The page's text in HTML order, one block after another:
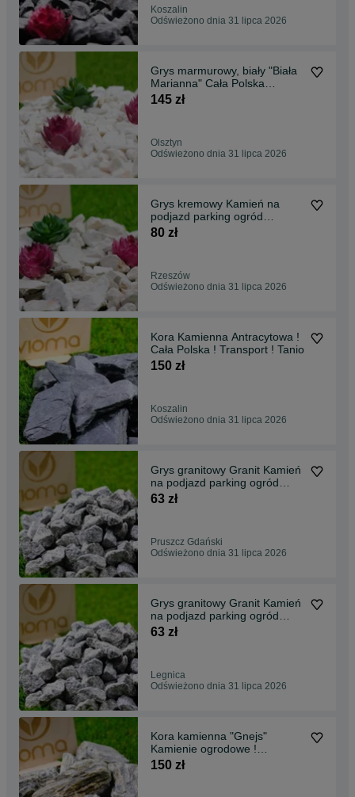
Koszalin
Odświeżono dnia 31 lipca 2026
Grys marmurowy, biały "Biała
Marianna" Cała Polska
!Transport! Tanio!
145 zł
Olsztyn
Odświeżono dnia 31 lipca 2026
Grys kremowy Kamień na
podjazd parking ogród
Transport Tanio
80 zł
Rzeszów
Odświeżono dnia 31 lipca 2026
Kora Kamienna Antracytowa !
Cała Polska ! Transport ! Tanio
150 zł
Koszalin
Odświeżono dnia 31 lipca 2026
Grys granitowy Granit Kamień
na podjazd parking ogród
Transport Tanio
63 zł
Pruszcz Gdański
Odświeżono dnia 31 lipca 2026
Grys granitowy Granit Kamień
na podjazd parking ogród
Transport Tanio
63 zł
Legnica
Odświeżono dnia 31 lipca 2026
Kora kamienna "Gnejs"
Kamienie ogrodowe !
Transport ! Tanio !
150 zł